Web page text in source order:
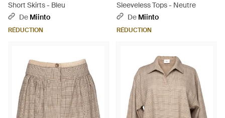
Short Skirts - Bleu
De Miinto
RÉDUCTION
Sleeveless Tops - Neutre
De Miinto
RÉDUCTION